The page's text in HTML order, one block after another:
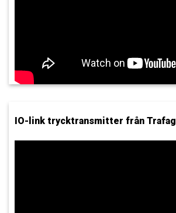
IO-link trycktransmitter från Trafag